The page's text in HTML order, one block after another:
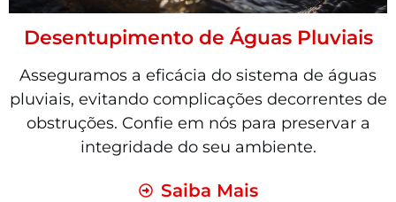
Desentupimento de Águas Pluviais
Asseguramos a eficácia do sistema de águas
pluviais, evitando complicações decorrentes de
obstruções. Confie em nós para preservar a
integridade do seu ambiente.
Saiba Mais